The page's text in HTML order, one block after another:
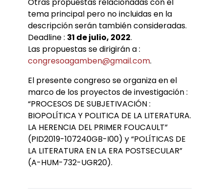
tema principal pero no incluidas en la
descripción serán también consideradas.
Deadline : 31 de julio, 2022.
Las propuestas se dirigirán a :
congresoagamben@gmail.com.
El presente congreso se organiza en el
marco de los proyectos de investigación :
“PROCESOS DE SUBJETIVACIÓN :
BIOPOLÍTICA Y POLITICA DE LA LITERATURA.
LA HERENCIA DEL PRIMER FOUCAULT”
(PID2019-107240GB-I00) y “POLÍTICAS DE
LA LITERATURA EN LA ERA POSTSECULAR”
(A-HUM-732-UGR20).